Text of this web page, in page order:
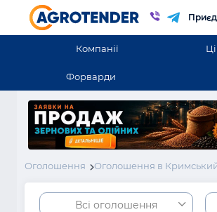
Компанії
Форварди
Оголошення Оголошення в Кримський
Всі оголошення